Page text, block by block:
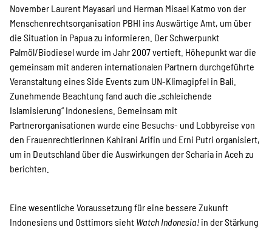
November Laurent Mayasari und Herman Misael Katmo von der
Menschenrechtsorganisation PBHI ins Auswärtige Amt, um über
die Situation in Papua zu informieren. Der Schwerpunkt
Palmöl/Biodiesel wurde im Jahr 2007 vertieft. Höhepunkt war die
gemeinsam mit anderen internationalen Partnern durchgeführte
Veranstaltung eines Side Events zum UN-Klimagipfel in Bali.
Zunehmende Beachtung fand auch die „schleichende
Islamisierung“ Indonesiens. Gemeinsam mit
Partnerorganisationen wurde eine Besuchs- und Lobbyreise von
den Frauenrechtlerinnen Kahirani Arifin und Erni Putri organisiert,
um in Deutschland über die Auswirkungen der Scharia in Aceh zu
berichten.
Eine wesentliche Voraussetzung für eine bessere Zukunft
Indonesiens und Osttimors sieht Watch Indonesia! in der Stärkung